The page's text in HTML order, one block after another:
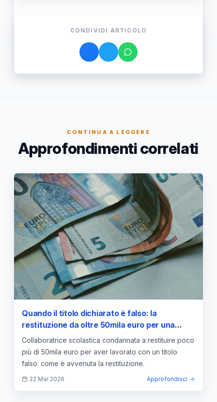
CONDIVIDI ARTICOLO
CONTINUA A LEGGERE
Approfondimenti correlati
Quando il titolo dichiarato è falso: la
restituzione da oltre 50mila euro per una
collaboratrice scolastica
Collaboratrice scolastica condannata a restituire poco
più di 50mila euro per aver lavorato con un titolo
falso: come è avvenuta la restituzione.
22 Mar 2026 Approfondisci